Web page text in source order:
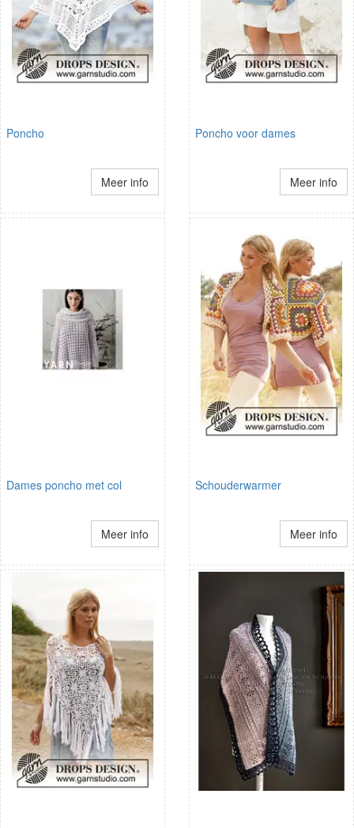
Poncho
Meer info
Poncho voor dames
Meer info
Dames poncho met col
Meer info
Schouderwarmer
Meer info